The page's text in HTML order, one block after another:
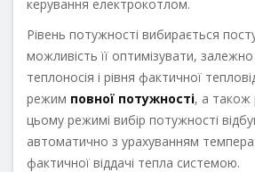
керування електрокотлом.
Рівень потужності вибирається
можливість її оптимізувати,
теплоносія і рівня фактичної
режим повної потужності, а
цьому режимі вибір потужності
автоматично з урахуванням
фактичної віддачі тепла системою.